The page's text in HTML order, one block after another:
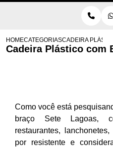
HOMECATEGORIASCADEIRA
Cadeira Plástico com
Como você está
braço Sete Lagoas,
restaurantes,
por resistente e